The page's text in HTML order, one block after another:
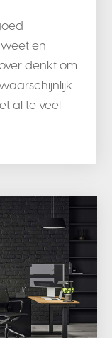
en
denkt om
al te veel